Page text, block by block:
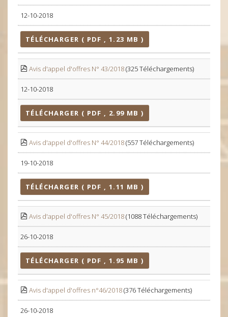
12-10-2018
TÉLÉCHARGER ( PDF , 1.23 MB )
Avis d'appel d'offres N° 43/2018(325 Téléchargements)
12-10-2018
TÉLÉCHARGER ( PDF , 2.99 MB )
Avis d'appel d'offres N° 44/2018(557 Téléchargements)
19-10-2018
TÉLÉCHARGER ( PDF , 1.11 MB )
Avis d'appel d'offres N° 45/2018(1088 Téléchargements)
26-10-2018
TÉLÉCHARGER ( PDF , 1.95 MB )
Avis d'appel d'offres n°46/2018(376 Téléchargements)
26-10-2018